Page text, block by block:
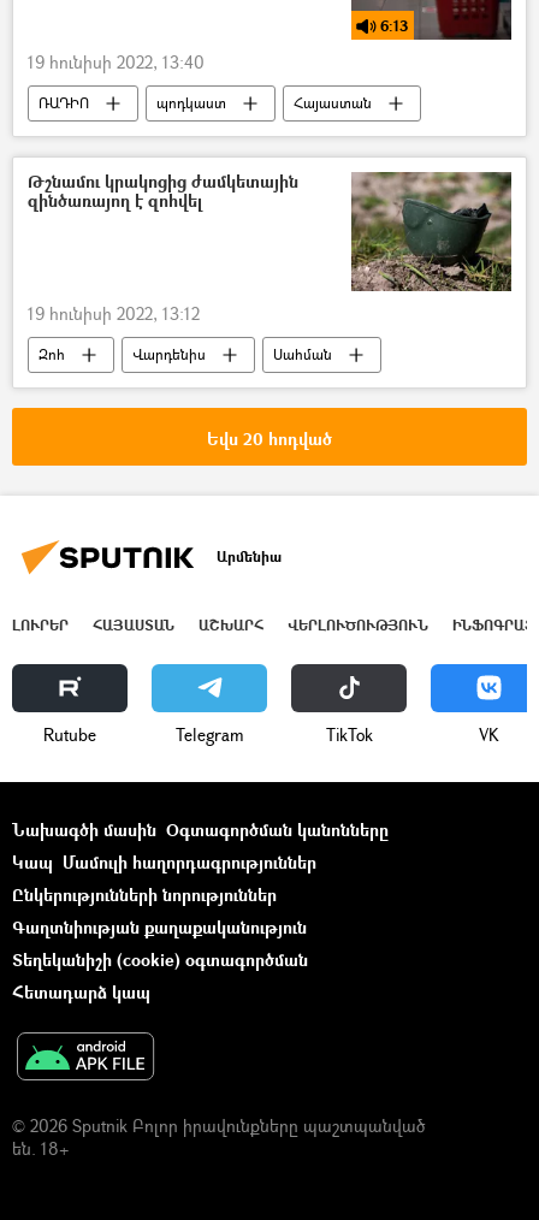
6:13
19 հունիսի 2022, 13:40
ՌԱԴԻՈ պոդկաստ
Հայաստան
աղքատություն
Տնտեսություն
Թշնամու կրակոցից ժամկետային
զինծառայող է զոհվել
19 հունիսի 2022, 13:12
Զոհ Վարդենիս
Սահման
Սահմանային խախտումներ. իրադրությունը Սյունիքում և Գեղարքունիքում
հայ-ադրբեջանական
Եվս 20 հոդված
Արմենիա
ԼՈՒՐԵՐ ՀԱՅԱՍՏԱՆ ԱՇԽԱՐՀ ՎԵՐԼՈՒԾՈՒԹՅՈՒՆ
Rutube Telegram ТikТоk VK
Նախագծի մասին Օգտագործման կանոնները
Կապ Մամուլի հաղորդագրություններ
Ընկերությունների նորություններ
Գաղտնիության քաղաքականություն
Տեղեկանիշի (cookie) օգտագործման
Հետադարձ կապ
© 2026 Sputnik Բոլոր իրավունքները պաշտպանված
են. 18+